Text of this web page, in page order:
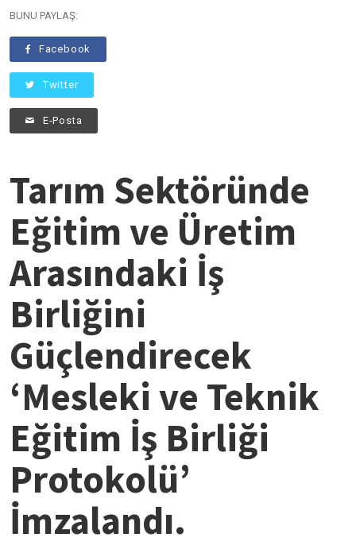
BUNU PAYLAŞ:
Facebook
Twitter
E-Posta
Tarım Sektöründe
Eğitim ve Üretim
Arasındaki İş
Birliğini
Güçlendirecek
‘Mesleki ve Teknik
Eğitim İş Birliği
Protokolü’
İmzalandı.